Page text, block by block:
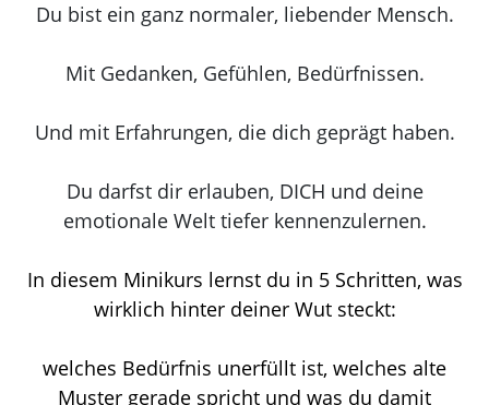
Du bist ein ganz normaler, liebender Mensch.
Mit Gedanken, Gefühlen, Bedürfnissen.
Und mit Erfahrungen, die dich geprägt haben.
Du darfst dir erlauben, DICH und deine
emotionale Welt tiefer kennenzulernen.
In diesem Minikurs lernst du in 5 Schritten, was
wirklich hinter deiner Wut steckt:
welches Bedürfnis unerfüllt ist, welches alte
Muster gerade spricht und was du damit